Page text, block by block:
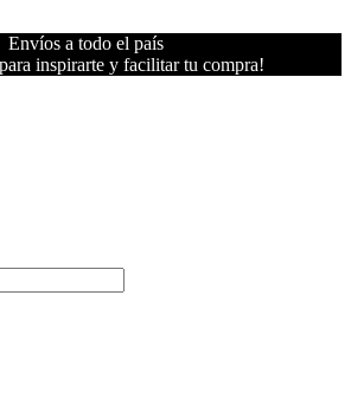
Envíos a todo el país
inspirarte y facilitar tu compra!